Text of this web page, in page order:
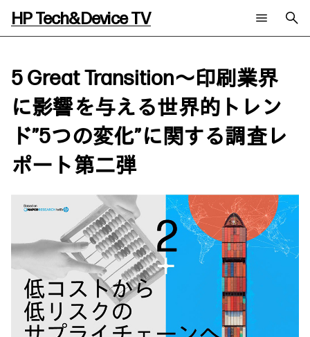
HP Tech&Device TV
全てのコンテンツ
チャンネル
AIの進化と活用事例
製品トレンド & レビュー
サイバーセキュリティ
教育とテクノロジー
ハイブリッドワーク
ワークステーション
プリンター
タグ
事例
イベントレポート
WXP（DEXツール）
タグ一覧
イベント・コラム
イベント・セミナー情報
コラム一覧
ご相談
メールニュース会員登録
日本HP 公式Webサイト
5 Great Transition～印刷業界
に影響を与える世界的トレン
ド”5つの変化”に関する調査レ
ポート第二弾